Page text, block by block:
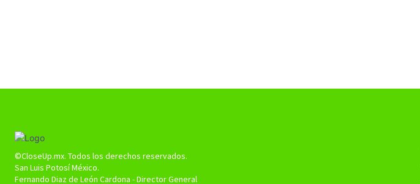
©CloseUp.mx. Todos los derechos reservados.
San Luis Potosí México.
Fernando Diaz de León Cardona - Director General